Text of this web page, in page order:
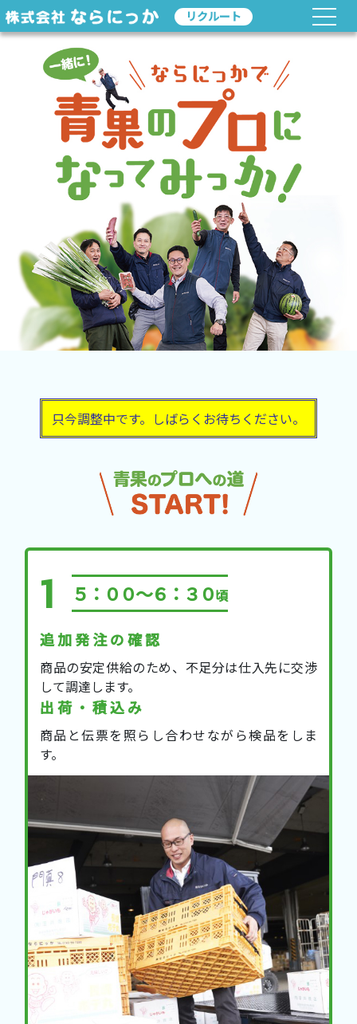
リクルート
只今調整中です。しばらくお待ちください。
５：００～６：３０頃
追加発注の確認
商品の安定供給のため、不足分は仕入先に交渉
して調達します。
出荷・積込み
商品と伝票を照らし合わせながら検品をしま
す。